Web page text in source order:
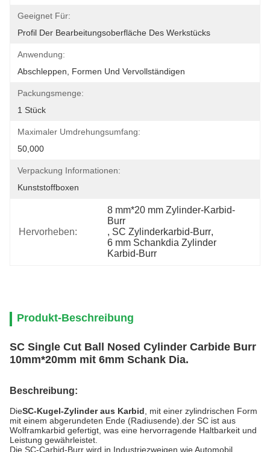
Geeignet Für:
Profil Der Bearbeitungsoberfläche Des Werkstücks
Anwendung:
Abschleppen, Formen Und Vervollständigen
Packungsmenge:
1 Stück
Maximaler Umdrehungsumfang:
50,000
Verpackung Informationen:
Kunststoffboxen
Hervorheben:
8 mm*20 mm Zylinder-Karbid-
Burr
, SC Zylinderkarbid-Burr,
6 mm Schankdia Zylinder
Karbid-Burr
Produkt-Beschreibung
SC Single Cut Ball Nosed Cylinder Carbide Burr
10mm*20mm mit 6mm Schank Dia.
Beschreibung:
DieSC-Kugel-Zylinder aus Karbid , mit einer zylindrischen Form
mit einem abgerundeten Ende (Radiusende).der SC ist aus
Wolframkarbid gefertigt, was eine hervorragende Haltbarkeit und
Leistung gewährleistet.
Die SC-Carbid-Burr wird in Industriezweigen wie Automobil,